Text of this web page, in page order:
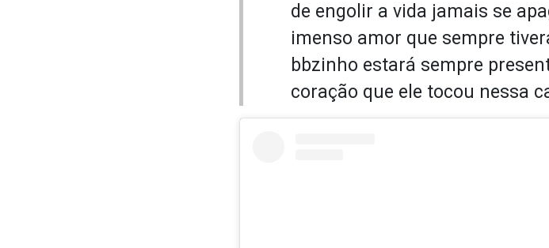
de engolir a vida jamais se
imenso amor que sempre
bbzinho estará sempre
coração que ele tocou nessa